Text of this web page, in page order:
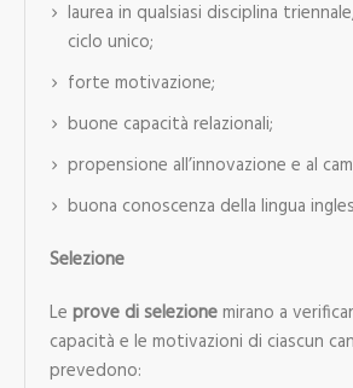
laurea in qualsiasi disciplina
ciclo unico;
forte motivazione;
buone capacità relazionali;
propensione all’innovazione e al
buona conoscenza della lingua
Selezione
Le prove di selezionemirano a
capacità e le motivazioni di ciascun
prevedono: